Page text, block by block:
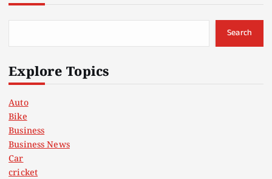
Search
Explore Topics
Auto
Bike
Business
Business News
Car
cricket